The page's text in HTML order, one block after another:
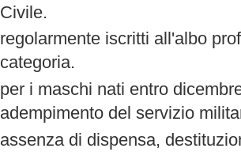
Civile.
regolarmente iscritti all'albo
categoria.
per i maschi nati entro
adempimento del servizio
assenza di dispensa,